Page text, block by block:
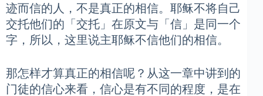
迹而信的人，不是真正的相信。耶稣不将自己
交托他们的「交托」在原文与「信」是同一个
字，所以，这里说主耶稣不信他们的相信。
那怎样才算真正的相信呢？从这一章中讲到的
门徒的信心来看，信心是有不同的程度，是在